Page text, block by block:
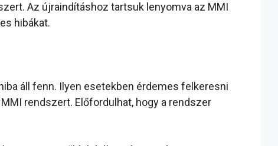
Az újraindításhoz tartsuk lenyomva az MMI
hibákat.
áll fenn. Ilyen esetekben érdemes felkeresni
rendszert. Előfordulhat, hogy a rendszer